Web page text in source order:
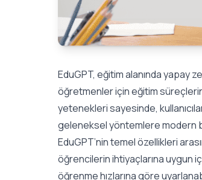
EduGPT, eğitim alanında yapay
öğretmenler için eğitim
yetenekleri sayesinde,
geleneksel yöntemlere modern
EduGPT’nin temel özellikleri
öğrencilerin ihtiyaçlarına uygun
öğrenme hızlarına göre